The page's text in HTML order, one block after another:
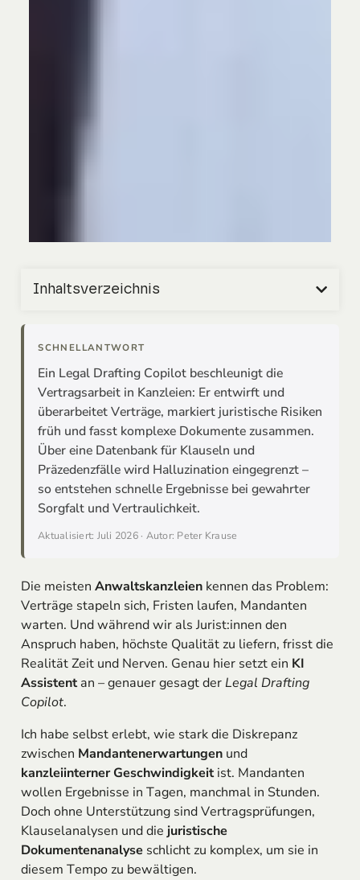
Inhaltsverzeichnis
SCHNELLANTWORT
Ein Legal Drafting Copilot beschleunigt die
Vertragsarbeit in Kanzleien: Er entwirft und
überarbeitet Verträge, markiert juristische Risiken
früh und fasst komplexe Dokumente zusammen.
Über eine Datenbank für Klauseln und
Präzedenzfälle wird Halluzination eingegrenzt –
so entstehen schnelle Ergebnisse bei gewahrter
Sorgfalt und Vertraulichkeit.
Aktualisiert: Juli 2026 · Autor: Peter Krause
Die meisten Anwaltskanzleienkennen das Problem:
Verträge stapeln sich, Fristen laufen, Mandanten
warten. Und während wir als Jurist:innen den
Anspruch haben, höchste Qualität zu liefern, frisst die
Realität Zeit und Nerven. Genau hier setzt ein KI
Assistentan – genauer gesagt derLegal Drafting
Copilot.
Ich habe selbst erlebt, wie stark die Diskrepanz
zwischen Mandantenerwartungenund
kanzleiinterner Geschwindigkeitist. Mandanten
wollen Ergebnisse in Tagen, manchmal in Stunden.
Doch ohne Unterstützung sind Vertragsprüfungen,
Klauselanalysen und diejuristische
Dokumentenanalyseschlicht zu komplex, um sie in
diesem Tempo zu bewältigen.